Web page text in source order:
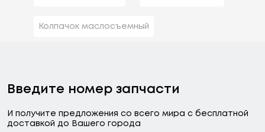
Колпачок маслосъемный
Введите номер запчасти
И получите предложения со всего мира с бесплатной
доставкой до Вашего города